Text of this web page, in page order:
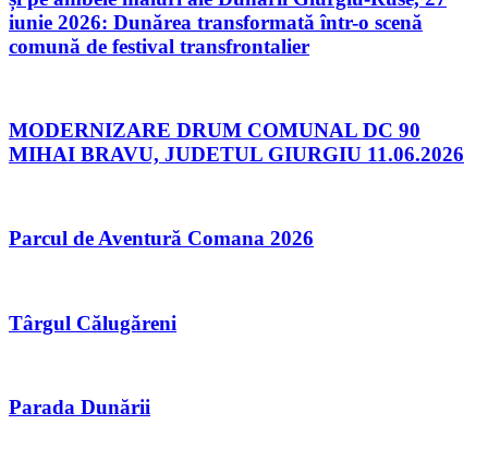
iunie 2026: Dunărea transformată într-o scenă
comună de festival transfrontalier
MODERNIZARE DRUM COMUNAL DC 90
MIHAI BRAVU, JUDETUL GIURGIU 11.06.2026
Parcul de Aventură Comana 2026
Târgul Călugăreni
Parada Dunării